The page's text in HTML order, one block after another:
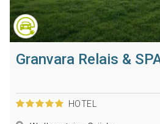
Granvara Relais &
HOTEL